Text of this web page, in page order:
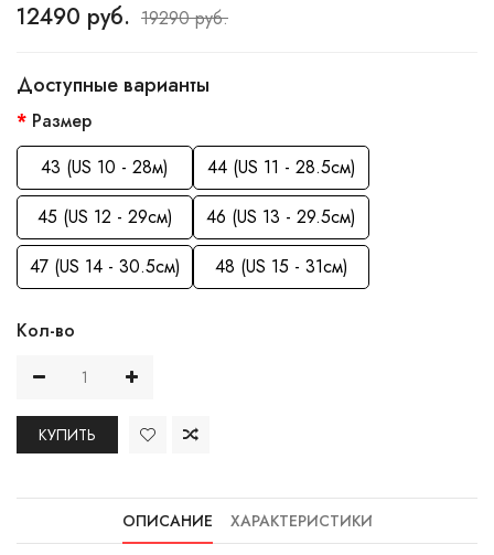
12490 руб. 19290 руб.
Доступные варианты
Размер
43 (US 10 - 28м)
44 (US 11 - 28.5см)
45 (US 12 - 29см)
46 (US 13 - 29.5см)
47 (US 14 - 30.5см)
48 (US 15 - 31см)
Кол-во
КУПИТЬ
ОПИСАНИЕ ХАРАКТЕРИСТИКИ